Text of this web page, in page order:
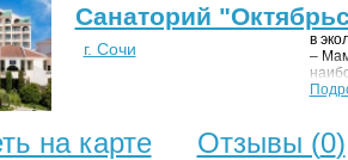
Санаторий
г. Сочи
в
–
на карте Отзывы (0)